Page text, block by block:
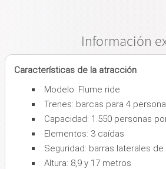
Información
Características de la atracción
Modelo: Flume ride
Trenes: barcas para 4
Capacidad: 1.550 personas
Elementos: 3 caídas
Seguridad: barras laterales
Altura: 8,9 y 17 metros